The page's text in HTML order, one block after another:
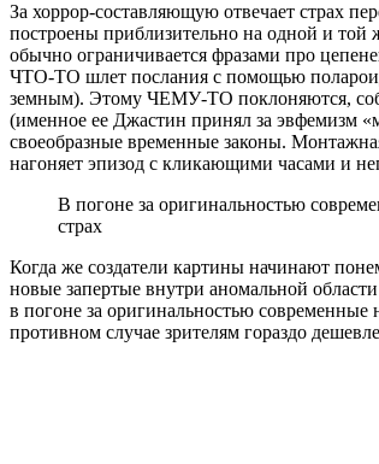
За хоррор-составляющую отвечает страх
построены приблизительно на одной и той
обычно ограничивается фразами про
ЧТО-ТО шлет послания с помощью
земным). Этому ЧЕМУ-ТО поклоняются,
(именное ее Джастин принял за эвфемизм
своеобразные временные законы.
нагоняет эпизод с кликающими часами и
В погоне за оригинальностью
страх
Когда же создатели картины начинают
новые запертые внутри аномальной
в погоне за оригинальностью современные
противном случае зрителям гораздо